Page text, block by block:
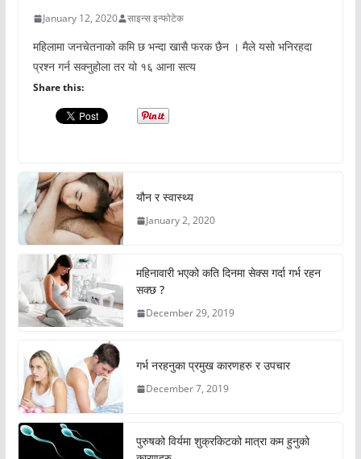
January 12, 2020 साइन्स इन्फोटेक
महिलामा जनचेतनाको कमि छ भन्दा खासै फरक छैन । मैले यसो भनिरहदा
प्रश्न गर्न सक्नुहोला तर यो १६ आना सत्य
Share this:
यौन र स्वास्थ्य
January 2, 2020
महिनावारी भएको कति दिनमा सेक्स गर्दा गर्भ रहन
सक्छ ?
December 29, 2019
गर्भ नरहनुका प्रमुख कारणहरु र उपचार
December 7, 2019
पुरुषको विर्यमा शुक्रकिटको मात्रा कम हुनुको